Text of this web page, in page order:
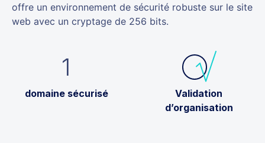
offre un environnement de sécurité robuste sur le site
web avec un cryptage de 256 bits.
1
domaine sécurisé
Validation
d’organisation